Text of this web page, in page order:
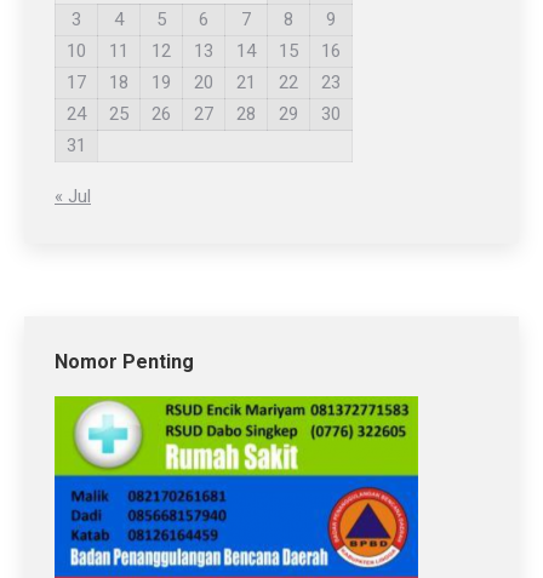
3
4 5 6 7 8
9
10
11 12 13 14 15
16
17
18 19 20 21 22
23
24
25 26 27 28 29
30
31
« Jul
Nomor Penting